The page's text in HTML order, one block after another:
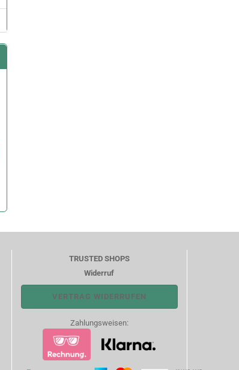
TRUSTED SHOPS
Widerruf
VERTRAG WIDERRUFEN
Zahlungsweisen: